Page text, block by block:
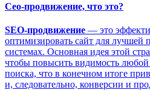
Сео-продвижение, что это?
SEO-продвижение — это
оптимизировать сайт для лучшей
системах. Основная идея этой
чтобы повысить видимость любой
поиска, что в конечном итоге
и, следовательно, конверсии и